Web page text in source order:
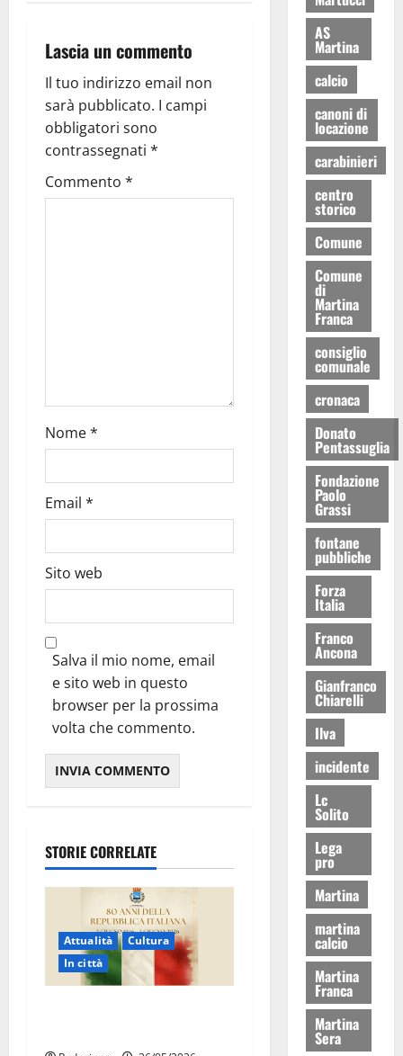
Lascia un commento
Il tuo indirizzo email non
sarà pubblicato. I campi
obbligatori sono
contrassegnati *
Commento *
Nome*
Email *
Sito web
Salva il mio nome, email
e sito web in questo
browser per la prossima
volta che commento.
STORIE CORRELATE
Attualità
Cultura
In città
AS
Martina
calcio
canoni di
locazione
carabinieri
centro
storico
Comune
Comune
di
Martina
Franca
consiglio
comunale
cronaca
Donato
Pentassuglia
Fondazione
Paolo
Grassi
fontane
pubbliche
Forza
Italia
Franco
Ancona
Gianfranco
Chiarelli
Ilva
incidente
Lc
Solito
Lega
pro
Martina
martina
calcio
Martina
Franca
Martina
Sera